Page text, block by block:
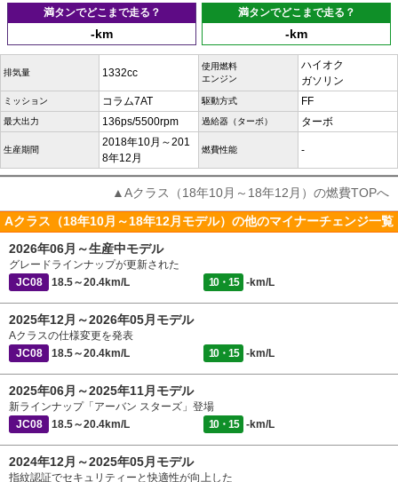
満タンでどこまで走る？
-km
満タンでどこまで走る？
-km
排気量 1332cc
使用燃料
エンジン
ハイオク
ガソリン
ミッション コラム7AT 駆動方式 FF
最大出力 136ps/5500rpm 過給器（ターボ） ターボ
生産期間
2018年10月～201
8年12月
燃費性能 -
▲Aクラス（18年10月～18年12月）の燃費TOPへ
Aクラス（18年10月～18年12月モデル）の他のマイナーチェンジ一覧
2026年06月～生産中モデル
グレードラインナップが更新された
JC08
18.5～20.4km/L 10・15 -km/L
2025年12月～2026年05月モデル
Aクラスの仕様変更を発表
JC08
18.5～20.4km/L 10・15 -km/L
2025年06月～2025年11月モデル
新ラインナップ「アーバン スターズ」登場
JC08
18.5～20.4km/L 10・15 -km/L
2024年12月～2025年05月モデル
指紋認証でセキュリティーと快適性が向上した